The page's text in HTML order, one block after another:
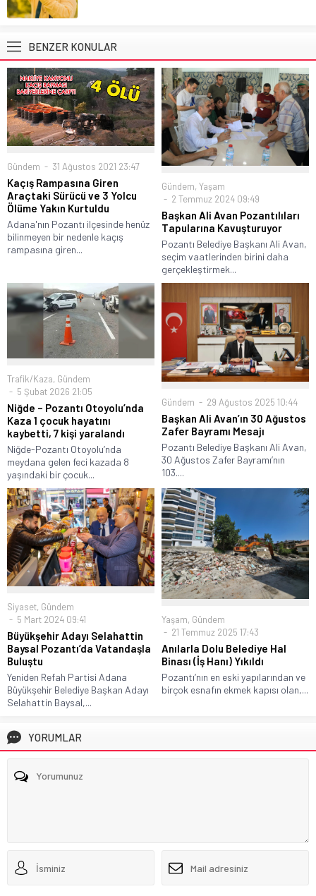
BENZER KONULAR
Gündem 31 Ağustos 2021 23:47
Kaçış Rampasına Giren
Araçtaki Sürücü ve 3 Yolcu
Ölüme Yakın Kurtuldu
Adana'nın Pozantı ilçesinde henüz
bilinmeyen bir nedenle kaçış
rampasına giren...
Gündem, Yaşam
2 Temmuz 2024 09:49
Başkan Ali Avan Pozantılıları
Tapularına Kavuşturuyor
Pozantı Belediye Başkanı Ali Avan,
seçim vaatlerinden birini daha
gerçekleştirmek...
Trafik/Kaza, Gündem
5 Şubat 2026 21:05
Niğde – Pozantı Otoyolu’nda
Kaza 1 çocuk hayatını
kaybetti, 7 kişi yaralandı
Niğde-Pozantı Otoyolu’nda
meydana gelen feci kazada 8
yaşındaki bir çocuk...
Gündem 29 Ağustos 2025 10:44
Başkan Ali Avan’ın 30 Ağustos
Zafer Bayramı Mesajı
Pozantı Belediye Başkanı Ali Avan,
30 Ağustos Zafer Bayramı’nın
103....
Siyaset, Gündem
5 Mart 2024 09:41
Büyükşehir Adayı Selahattin
Baysal Pozantı’da Vatandaşla
Buluştu
Yeniden Refah Partisi Adana
Büyükşehir Belediye Başkan Adayı
Selahattin Baysal,...
Yaşam, Gündem
21 Temmuz 2025 17:43
Anılarla Dolu Belediye Hal
Binası (İş Hanı) Yıkıldı
Pozantı’nın en eski yapılarından ve
birçok esnafın ekmek kapısı olan,...
YORUMLAR